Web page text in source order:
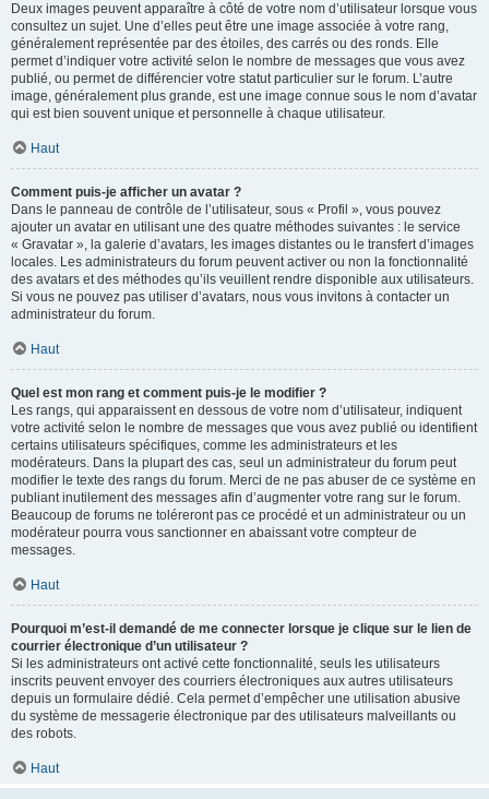
Deux images peuvent apparaître à côté de votre nom d’utilisateur lorsque vous
consultez un sujet. Une d’elles peut être une image associée à votre rang,
généralement représentée par des étoiles, des carrés ou des ronds. Elle
permet d’indiquer votre activité selon le nombre de messages que vous avez
publié, ou permet de différencier votre statut particulier sur le forum. L’autre
image, généralement plus grande, est une image connue sous le nom d’avatar
qui est bien souvent unique et personnelle à chaque utilisateur.
Haut
Comment puis-je afficher un avatar ?
Dans le panneau de contrôle de l’utilisateur, sous « Profil », vous pouvez
ajouter un avatar en utilisant une des quatre méthodes suivantes : le service
« Gravatar », la galerie d’avatars, les images distantes ou le transfert d’images
locales. Les administrateurs du forum peuvent activer ou non la fonctionnalité
des avatars et des méthodes qu’ils veuillent rendre disponible aux utilisateurs.
Si vous ne pouvez pas utiliser d’avatars, nous vous invitons à contacter un
administrateur du forum.
Haut
Quel est mon rang et comment puis-je le modifier ?
Les rangs, qui apparaissent en dessous de votre nom d’utilisateur, indiquent
votre activité selon le nombre de messages que vous avez publié ou identifient
certains utilisateurs spécifiques, comme les administrateurs et les
modérateurs. Dans la plupart des cas, seul un administrateur du forum peut
modifier le texte des rangs du forum. Merci de ne pas abuser de ce système en
publiant inutilement des messages afin d’augmenter votre rang sur le forum.
Beaucoup de forums ne toléreront pas ce procédé et un administrateur ou un
modérateur pourra vous sanctionner en abaissant votre compteur de
messages.
Haut
Pourquoi m’est-il demandé de me connecter lorsque je clique sur le lien de
courrier électronique d’un utilisateur ?
Si les administrateurs ont activé cette fonctionnalité, seuls les utilisateurs
inscrits peuvent envoyer des courriers électroniques aux autres utilisateurs
depuis un formulaire dédié. Cela permet d’empêcher une utilisation abusive
du système de messagerie électronique par des utilisateurs malveillants ou
des robots.
Haut